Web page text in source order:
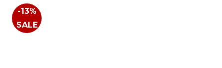
-13%
SALE